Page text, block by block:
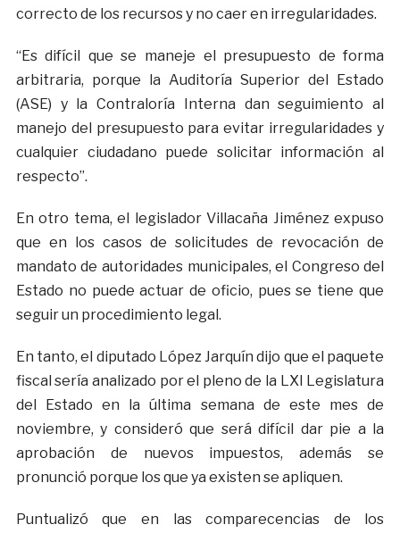
correcto de los recursos y no caer en irregularidades.
“Es difícil que se maneje el presupuesto de forma
arbitraria, porque la Auditoría Superior del Estado
(ASE) y la Contraloría Interna dan seguimiento al
manejo del presupuesto para evitar irregularidades y
cualquier ciudadano puede solicitar información al
respecto”.
En otro tema, el legislador Villacaña Jiménez expuso
que en los casos de solicitudes de revocación de
mandato de autoridades municipales, el Congreso del
Estado no puede actuar de oficio, pues se tiene que
seguir un procedimiento legal.
En tanto, el diputado López Jarquín dijo que el paquete
fiscal sería analizado por el pleno de la LXI Legislatura
del Estado en la última semana de este mes de
noviembre, y consideró que será difícil dar pie a la
aprobación de nuevos impuestos, además se
pronunció porque los que ya existen se apliquen.
Puntualizó que en las comparecencias de los